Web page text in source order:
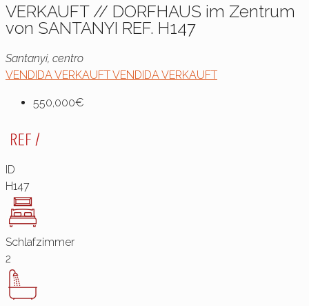
VERKAUFT // DORFHAUS im Zentrum
von SANTANYI REF. H147
Santanyi, centro
VENDIDAVERKAUFTVENDIDAVERKAUFT
550,000€
ID
H147
Schlafzimmer
2